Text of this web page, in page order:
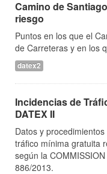
Camino de
riesgo
Puntos en los que el
de Carreteras y en los
datex2
Incidencias de
DATEX II
Datos y
tráfico mínima gratuita
según la
886/2013.